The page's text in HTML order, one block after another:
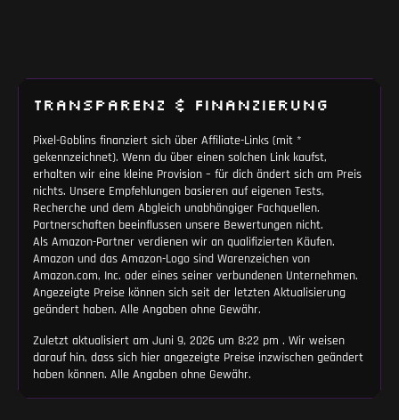
TRANSPARENZ & FINANZIERUNG
Pixel-Goblins finanziert sich über Affiliate-Links (mit *
gekennzeichnet). Wenn du über einen solchen Link kaufst,
erhalten wir eine kleine Provision – für dich ändert sich am Preis
nichts. Unsere Empfehlungen basieren auf eigenen Tests,
Recherche und dem Abgleich unabhängiger Fachquellen.
Partnerschaften beeinflussen unsere Bewertungen nicht.
Als Amazon-Partner verdienen wir an qualifizierten Käufen.
Amazon und das Amazon-Logo sind Warenzeichen von
Amazon.com, Inc. oder eines seiner verbundenen Unternehmen.
Angezeigte Preise können sich seit der letzten Aktualisierung
geändert haben. Alle Angaben ohne Gewähr.
Zuletzt aktualisiert am Juni 9, 2026 um 8:22 pm . Wir weisen
darauf hin, dass sich hier angezeigte Preise inzwischen geändert
haben können. Alle Angaben ohne Gewähr.